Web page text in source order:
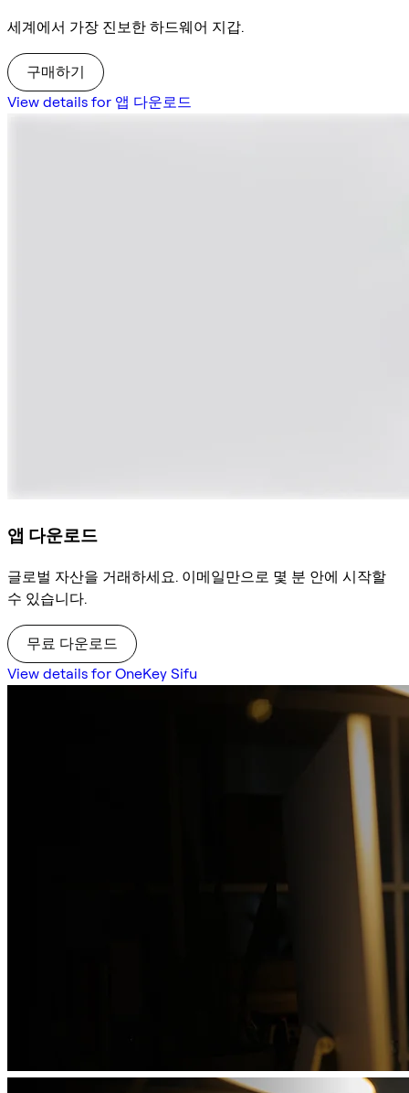
세계에서 가장 진보한 하드웨어 지갑.
구매하기
View details for 앱 다운로드
앱 다운로드
글로벌 자산을 거래하세요. 이메일만으로 몇 분 안에 시작할
수 있습니다.
무료 다운로드
View details for OneKey Sifu